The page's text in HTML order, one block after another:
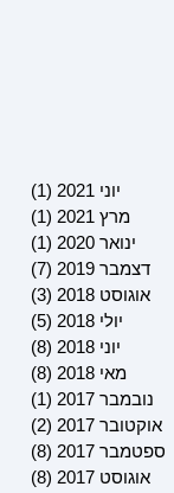
יוני 2021 (1)
מרץ 2021
(1)
ינואר 2020
(1)
דצמבר 2019
(7)
אוגוסט 2018
(3)
יולי 2018
(5)
יוני 2018
(8)
מאי 2018
(8)
נובמבר 2017
(1)
אוקטובר 2017
(2)
ספטמבר 2017
(8)
אוגוסט 2017
(8)